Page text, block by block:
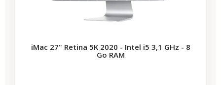
iMac 27" Retina 5K 2020 - Intel i5 3,1 GHz - 8
Go RAM